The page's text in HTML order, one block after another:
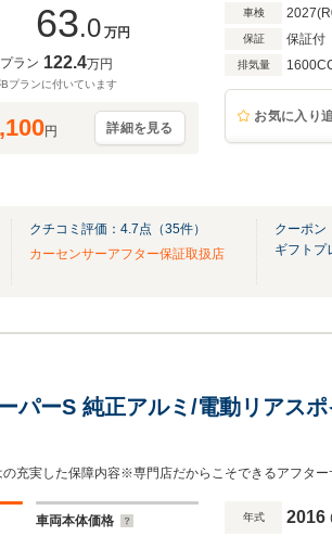
63.0 万円
プラン 122.4万円
プランに付いています
円 詳細を見る
車検
保証 保証付
排気量
お気に入り
クチコミ評価： 4.7点（35件）
カーセンサーアフター保証取扱店
クーポ
ギフト
パーS 純正アルミ/電動リアス
充実した保障内容※専門店だからこそできるアフター
車両本体価格 年式 2016